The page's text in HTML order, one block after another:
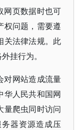
网页数据时也可
权问题，需要遵
关法律法规。此
挂行为。
对网站造成流量
华人民共和国网
量爬虫同时访问
器资源造成压